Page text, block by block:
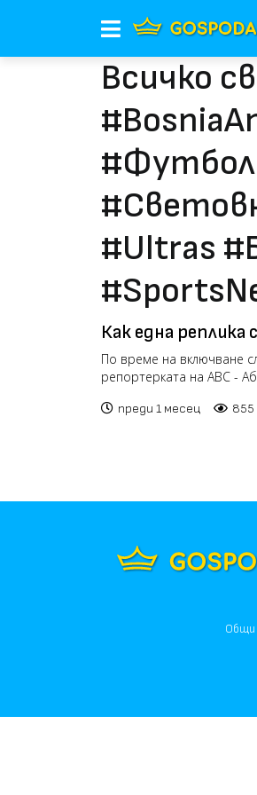
Всичко
#Футбол
#Ultras
Как една реплика
гаф (видео)
По време на включване
репортерката на ABC -
преди 1 месец 855
Общи